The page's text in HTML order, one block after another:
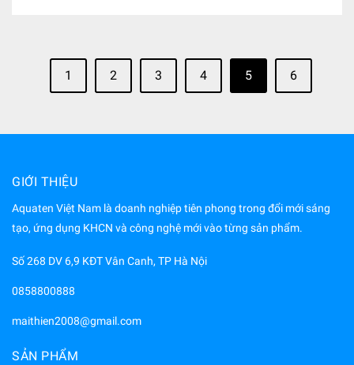
1 2 3 4 5 6
GIỚI THIỆU
Aquaten Việt Nam là doanh nghiệp tiên phong trong đổi mới sáng
tạo, ứng dụng KHCN và công nghệ mới vào từng sản phẩm.
Số 268 DV 6,9 KĐT Vân Canh, TP Hà Nội
0858800888
maithien2008@gmail.com
SẢN PHẨM